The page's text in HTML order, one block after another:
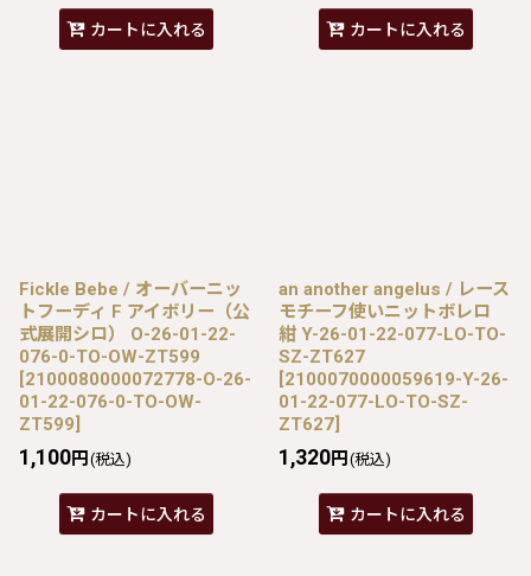
カートに入れる カートに入れる
Fickle Bebe / オーバーニッ
トフーディ F アイボリー（公
式展開シロ） O-26-01-22-
076-0-TO-OW-ZT599
[2100080000072778-O-26-
01-22-076-0-TO-OW-
ZT599]
1,100円 (税込)
カートに入れる
an another angelus / レース
モチーフ使いニットボレロ
紺 Y-26-01-22-077-LO-TO-
SZ-ZT627
[2100070000059619-Y-26-
01-22-077-LO-TO-SZ-
ZT627]
1,320円 (税込)
カートに入れる